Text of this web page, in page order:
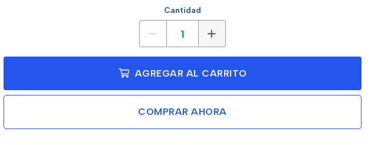
Cantidad
AGREGAR AL CARRITO
COMPRAR AHORA